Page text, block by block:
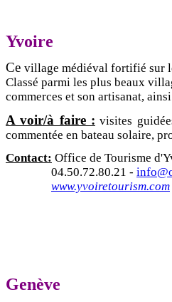
Yvoire
Ce village médiéval fortifié sur
Classé parmi les plus beaux
commerces et son artisanat,
A voir/à faire : visites
commentée en bateau solaire,
Contact: Office de Tourisme
04.50.72.80.21 -
www.yvoiretourism.com
Genève